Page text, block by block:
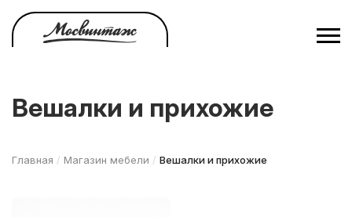
основному
содержанию
Вешалки и прихожие
Главная / Магазин мебели / Вешалки и прихожие